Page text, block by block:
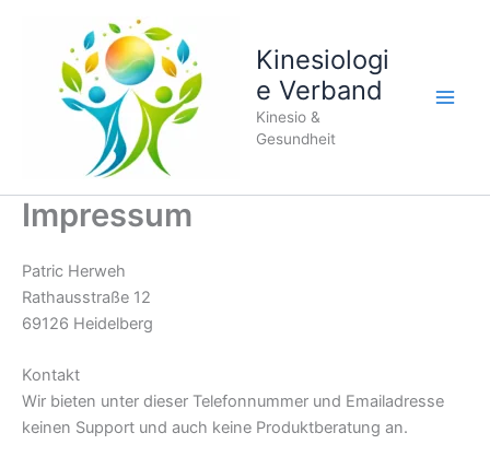
springen
Kinesiologi
e Verband
Kinesio &
Gesundheit
Impressum
Patric Herweh
Rathausstraße 12
69126 Heidelberg
Kontakt
Wir bieten unter dieser Telefonnummer und Emailadresse
keinen Support und auch keine Produktberatung an.